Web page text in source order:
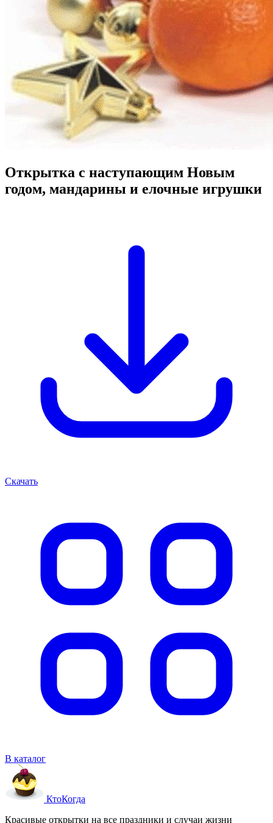
Открытка с наступающим Новым
годом, мандарины и елочные игрушки
Скачать
В каталог
КтоКогда
Красивые открытки на все праздники и случаи жизни